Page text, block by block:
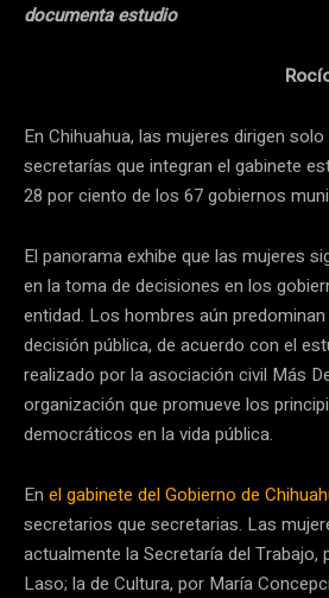
documenta estudio
En Chihuahua, las mujeres dirigen
secretarías que integran el gabinete
28 por ciento de los 67 gobiernos
El panorama exhibe que las mujeres
en la toma de decisiones en los
entidad. Los hombres aún
decisión pública, de acuerdo con el
realizado por la asociación civil Más
organización que promueve los
democráticos en la vida pública.
En el gabinete del Gobierno de
secretarios que secretarias. Las
actualmente la Secretaría del Trabajo,
Laso; la de Cultura, por María